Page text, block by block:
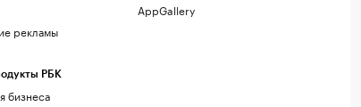
рекламы
РБК
бизнеса
AppGallery